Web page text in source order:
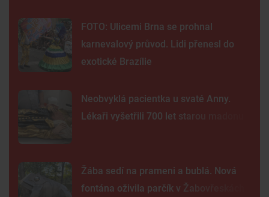
FOTO: Ulicemi Brna se prohnal
karnevalový průvod. Lidi přenesl do
exotické Brazílie
Neobvyklá pacientka u svaté Anny.
Lékaři vyšetřili 700 let starou madonu
Žába sedí na prameni a bublá. Nová
fontána oživila parčík v Žabovřeskách